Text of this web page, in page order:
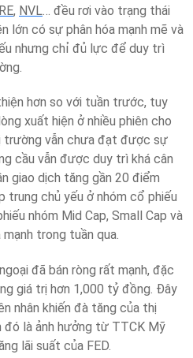
, NVL… đều rơi vào trạng thái
lớn có sự phân hóa mạnh mẽ và
nhưng chỉ đủ lực để duy trì
hơn so với tuần trước, tuy
xuất hiện ở nhiều phiên cho
trường vẫn chưa đạt được sự
cầu vẫn được duy trì khá cân
giao dịch tăng gần 20 điểm
trung chủ yếu ở nhóm cổ phiếu
nhóm Mid Cap, Small Cap và
trong tuần qua.
đã bán ròng rất mạnh, đặc
giá trị hơn 1,000 tỷ đồng. Đây
nhân khiến đà tăng của thị
đó là ảnh hưởng từ TTCK Mỹ
lãi suất của FED.